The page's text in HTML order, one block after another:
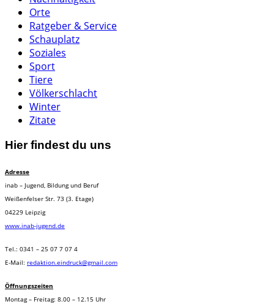
Orte
Ratgeber & Service
Schauplatz
Soziales
Sport
Tiere
Völkerschlacht
Winter
Zitate
Hier findest du uns
Adresse
inab – Jugend, Bildung und Beruf
Weißenfelser Str. 73 (3. Etage)
04229 Leipzig
www.inab-jugend.de
Tel.: 0341 – 25 07 7 07 4
E-Mail: redaktion.eindruck@gmail.com
Öffnungszeiten
Montag – Freitag: 8.00 – 12.15 Uhr